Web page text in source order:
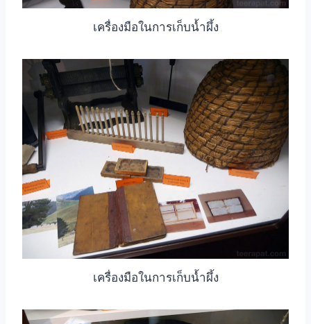
เครื่องมือในการเก็บน้ำผึ้ง
เครื่องมือในการเก็บน้ำผึ้ง